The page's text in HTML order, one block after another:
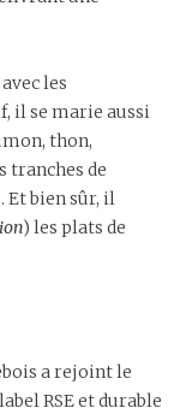
les
il se marie aussi
thon,
tranches de
Et bien sûr, il
) les plats de
a rejoint le
RSE et durable